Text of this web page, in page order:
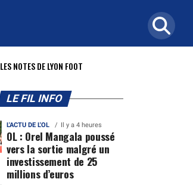
LES NOTES DE LYON FOOT
LE FIL INFO
L'ACTU DE L'OL Il y a 4 heures
OL : Orel Mangala poussé
vers la sortie malgré un
investissement de 25
millions d’euros